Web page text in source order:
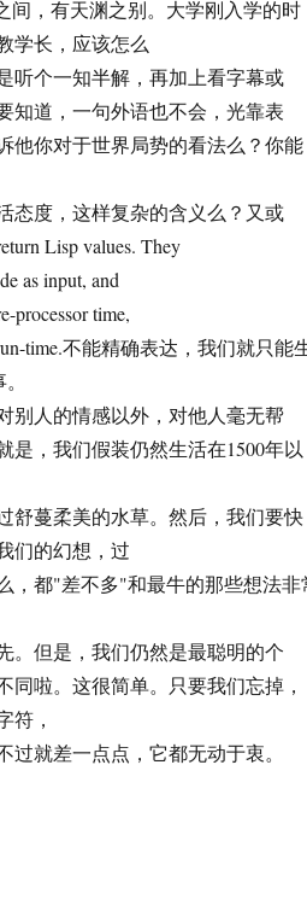
，有天渊之别。大学刚入学的时
学长，应该怎么
听个一知半解，再加上看字幕或
知道，一句外语也不会，光靠表
他你对于世界局势的看法么？你能
态度，这样复杂的含义么？又或
Lisp values. They
as input, and
processor time,
run-time.不能精确表达，我们就只能
别人的情感以外，对他人毫无帮
，我们假装仍然生活在1500年以
舒蔓柔美的水草。然后，我们要快
们的幻想，过
，都"差不多"和最牛的那些想法非
。但是，我们仍然是最聪明的个
啦。这很简单。只要我们忘掉，
符，
就差一点点，它都无动于衷。